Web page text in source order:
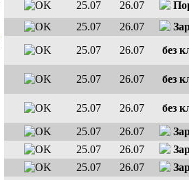
25.07 26.07
25.07
26.07
25.07
26.07 без
25.07 26.07 без
25.07 26.07
без
25.07
26.07
25.07
26.07
25.07
26.07